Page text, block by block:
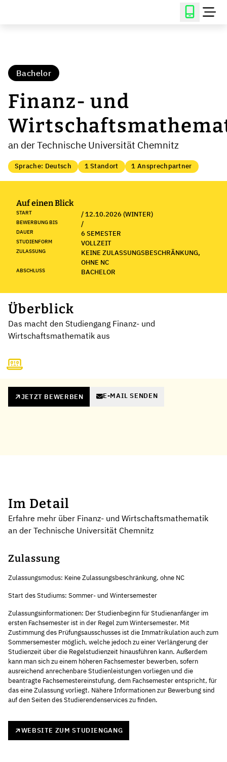
Bachelor
Finanz- und
an der Technische Universität Chemnitz
Sprache: Deutsch 1 Standort 1 Ansprechpartner
Auf einen Blick
START / 12.10.2026 (WINTER)
BEWERBUNG BIS /
DAUER 6 SEMESTER
STUDIENFORM VOLLZEIT
ZULASSUNG
KEINE ZULASSUNGSBESCHRÄNKUNG,
OHNE NC
ABSCHLUSS BACHELOR
Überblick
Das macht den Studiengang Finanz- und
Wirtschaftsmathematik aus
JETZT BEWERBEN E-MAIL SENDEN
Im Detail
Erfahre mehr über Finanz- und Wirtschaftsmathematik
an der Technische Universität Chemnitz
Zulassung
Zulassungsmodus: Keine Zulassungsbeschränkung, ohne NC
Start des Studiums: Sommer- und Wintersemester
Zulassungsinformationen: Der Studienbeginn für Studienanfänger im
ersten Fachsemester ist in der Regel zum Wintersemester. Mit
Zustimmung des Prüfungsausschusses ist die Immatrikulation auch zum
Sommersemester möglich, welche jedoch zu einer Verlängerung der
Studienzeit über die Regelstudienzeit hinausführen kann. Außerdem
kann man sich zu einem höheren Fachsemester bewerben, sofern
ausreichend anrechenbare Studienleistungen vorliegen und die
beantragte Fachsemestereinstufung, dem Fachsemester entspricht, für
das eine Zulassung vorliegt. Nähere Informationen zur Bewerbung sind
auf den Seiten des Studierendenservices zu finden.
WEBSITE ZUM STUDIENGANG